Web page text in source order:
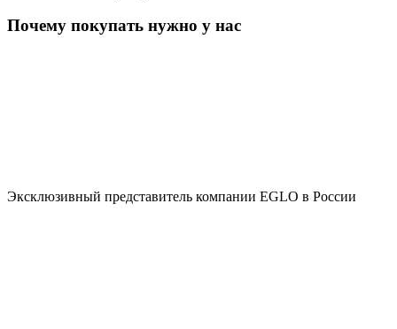
Почему покупать нужно у нас
Эксклюзивный представитель компании EGLO в России